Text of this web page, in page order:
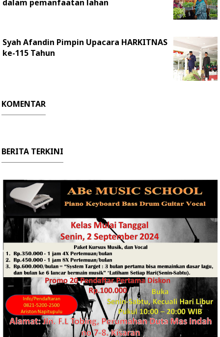
dalam pemanfaatan lahan
Syah Afandin Pimpin Upacara HARKITNAS
ke-115 Tahun
KOMENTAR
BERITA TERKINI